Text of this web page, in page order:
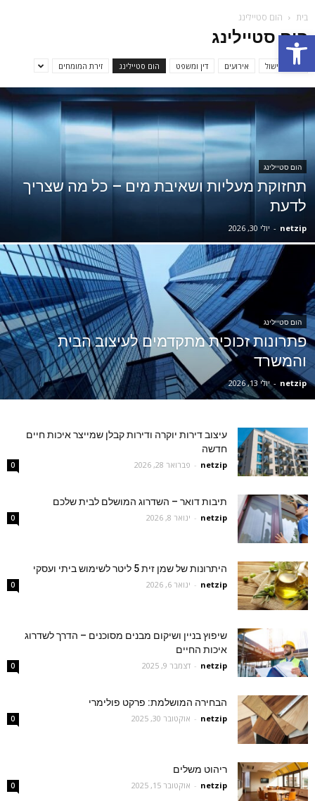
Open toolbar
בית הום סטיילינג
הום סטיילינג
אוכל ובישול אירועים דין ומשפט הום סטיילינג זירת המומחים
הום סטיילינג
תחזוקת מעליות ושאיבת מים – כל מה שצריך
לדעת
netzip
- יולי 30, 2026
הום סטיילינג
פתרונות זכוכית מתקדמים לעיצוב הבית
והמשרד
netzip
- יולי 13, 2026
עיצוב דירות יוקרה ודירות קבלן שמייצר איכות חיים
חדשה
netzip
- פברואר 28, 2026 0
תיבות דואר – השדרוג המושלם לבית שלכם
netzip
- ינואר 8, 2026 0
היתרונות של שמן זית 5 ליטר לשימוש ביתי ועסקי
netzip
- ינואר 6, 2026 0
שיפוץ בניין ושיקום מבנים מסוכנים – הדרך לשדרוג
איכות החיים
netzip
- דצמבר 9, 2025 0
הבחירה המושלמת: פרקט פולימרי
netzip
- אוקטובר 30, 2025 0
ריהוט משלים
netzip
- אוקטובר 15, 2025 0